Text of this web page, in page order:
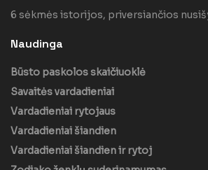
6 sėkmės istorijos, priversiančios
Naudinga
Būsto paskolos skaičiuoklė
Savaitės vardadieniai
Vardadieniai rytojaus
Vardadieniai šiandien
Vardadieniai šiandien ir rytoj